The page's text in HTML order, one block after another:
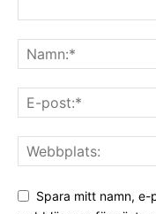
Spara mitt namn, e-